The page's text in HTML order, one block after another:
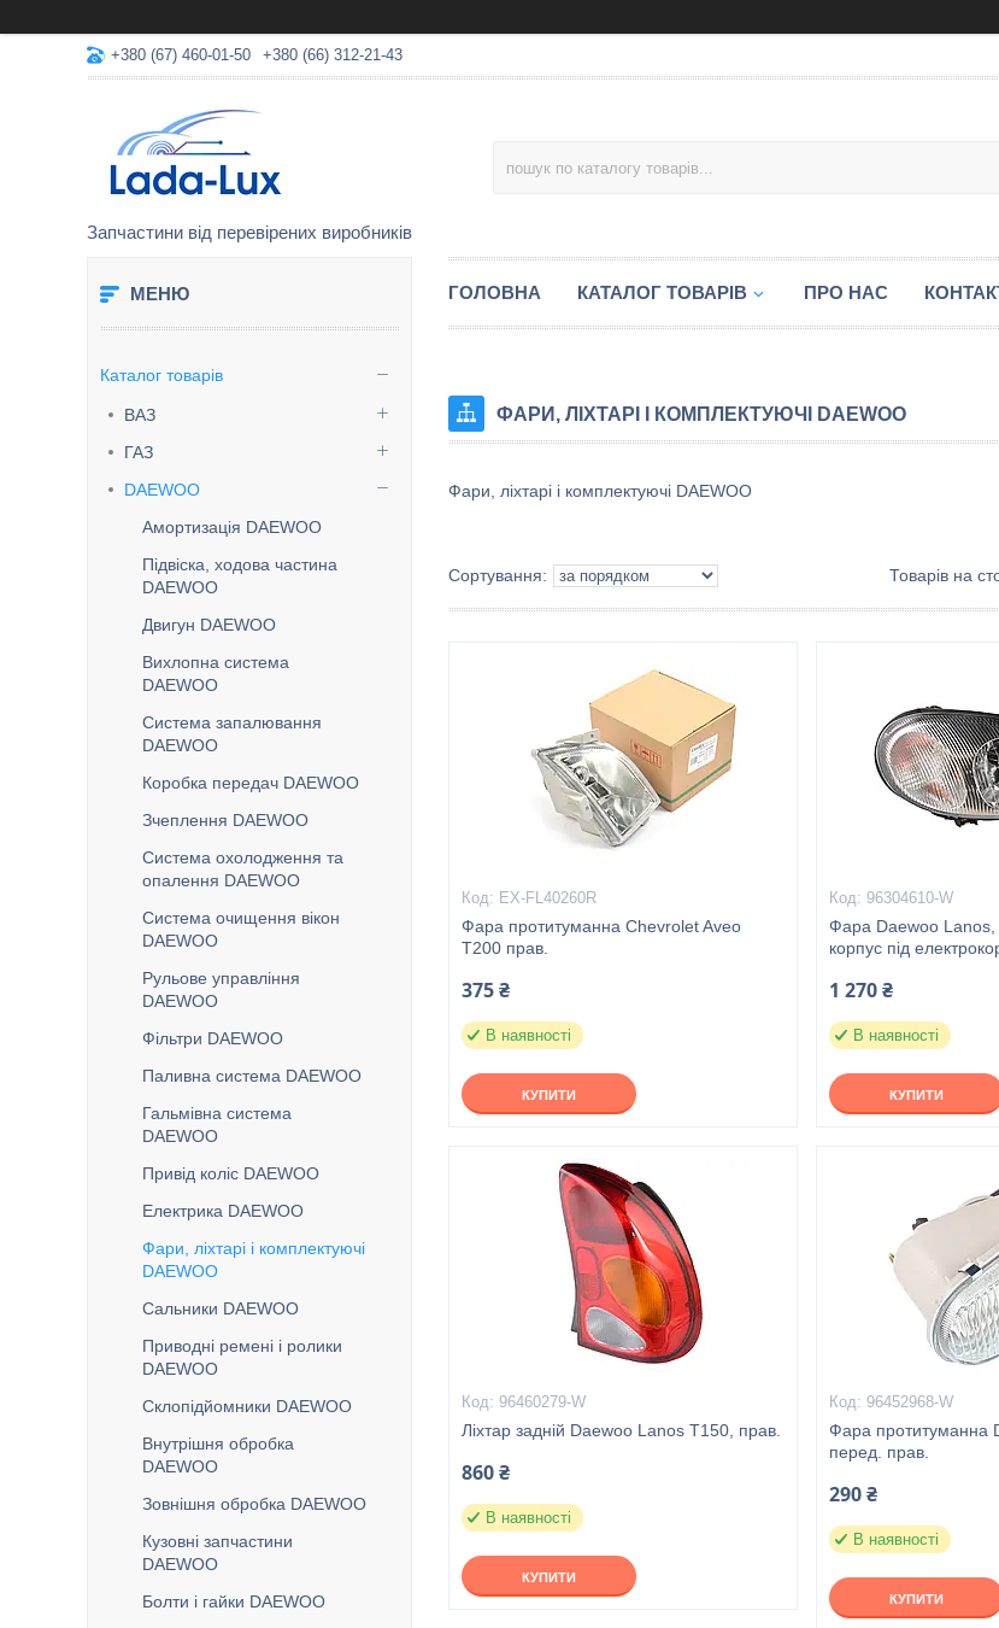
+380 (67) 460-01-50 +380 (66) 312-21-43
Запчастини від перевірених виробників
Каталог товарів
ВАЗ
ГАЗ
DAEWOO
Амортизація DAEWOO
Підвіска, ходова частина
DAEWOO
Двигун DAEWOO
Вихлопна система
DAEWOO
Система запалювання
DAEWOO
Коробка передач DAEWOO
Зчеплення DAEWOO
Система охолодження та
опалення DAEWOO
Система очищення вікон
DAEWOO
Рульове управління
DAEWOO
Фільтри DAEWOO
Паливна система DAEWOO
Гальмівна система
DAEWOO
Привід коліс DAEWOO
Електрика DAEWOO
Фари, ліхтарі і комплектуючі
DAEWOO
Сальники DAEWOO
Приводні ремені і ролики
DAEWOO
Склопідйомники DAEWOO
Внутрішня обробка
DAEWOO
Зовнішня обробка DAEWOO
Кузовні запчастини
DAEWOO
Болти і гайки DAEWOO
ГОЛОВНА КАТАЛОГ ТОВАРІВ ПРО НАС
ФАРИ, ЛІХТАРІ І КОМПЛЕКТУЮЧІ DAEWOO
Фари, ліхтарі і комплектуючі DAEWOO
EX-FL40260R
Фара протитуманна Chevrolet Aveo
T200 прав.
375 ₴
В наявності
КУПИТИ
96304610-W
Фара Daewoo Lanos,
корпус під
1 270 ₴
В наявності
КУПИТИ
96460279-W
Ліхтар задній Daewoo Lanos T150, прав.
860 ₴
В наявності
КУПИТИ
96452968-W
Фара протитуманна
перед. прав.
290 ₴
В наявності
КУПИТИ